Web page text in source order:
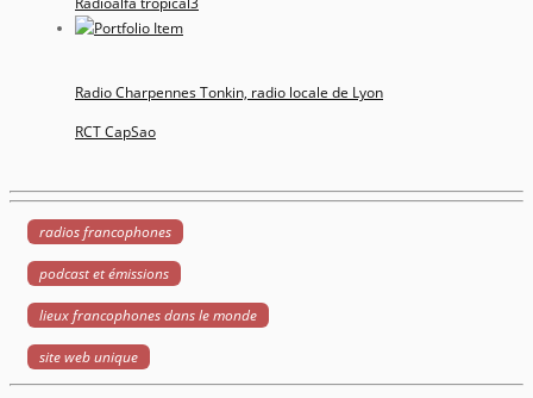
Radio Charpennes Tonkin, radio locale de Lyon
RCT CapSao
radios francophones
podcast et émissions
lieux francophones dans le monde
site web unique